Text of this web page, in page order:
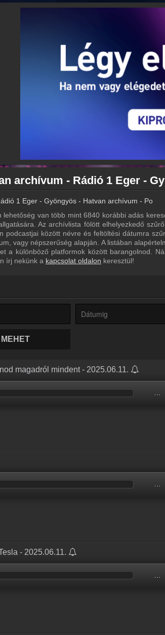
1 Eger - Gyöngyös - Hatvan archívum -
van több mint 6840 korábbi adás
Az archívlista fölött elhelyezkedő
között névre és feltöltési dátumra
vagy népszerűség alapján. A listában
a különböző platformok között barangolnod.
írj nekünk a kapcsolat oldalon keresztül!
MEHET
magadról mindent - 2025.06.11.
…
- 2025.06.11.